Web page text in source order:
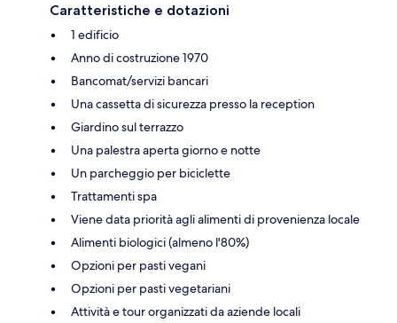
Caratteristiche e dotazioni
1 edificio
Anno di costruzione 1970
Bancomat/servizi bancari
Una cassetta di sicurezza presso la reception
Giardino sul terrazzo
Una palestra aperta giorno e notte
Un parcheggio per biciclette
Trattamenti spa
Viene data priorità agli alimenti di provenienza locale
Alimenti biologici (almeno l'80%)
Opzioni per pasti vegani
Opzioni per pasti vegetariani
Attività e tour organizzati da aziende locali